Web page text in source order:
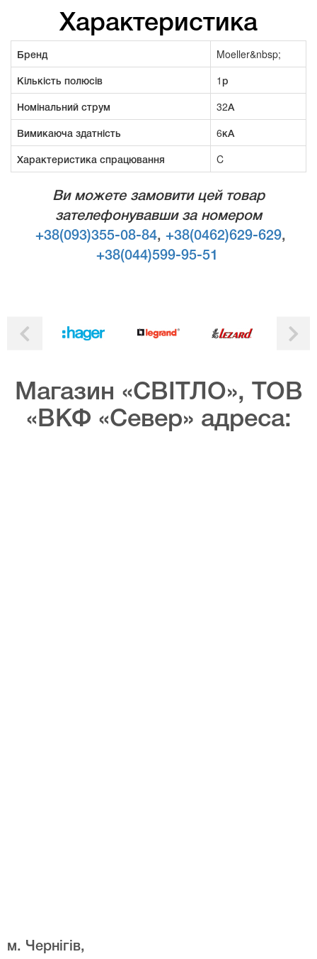
Характеристика
Бренд
Moeller&nbsp;
Кількість полюсів
1р
Номінальний струм
32А
Вимикаюча здатність
6кА
Характеристика спрацювання
C
Ви можете замовити цей товар
зателефонувавши за номером
+38(093)355-08-84, +38(0462)629-629,
+38(044)599-95-51
Магазин «СВІТЛО», ТОВ
«ВКФ «Север» адреса:
м. Чернігів,